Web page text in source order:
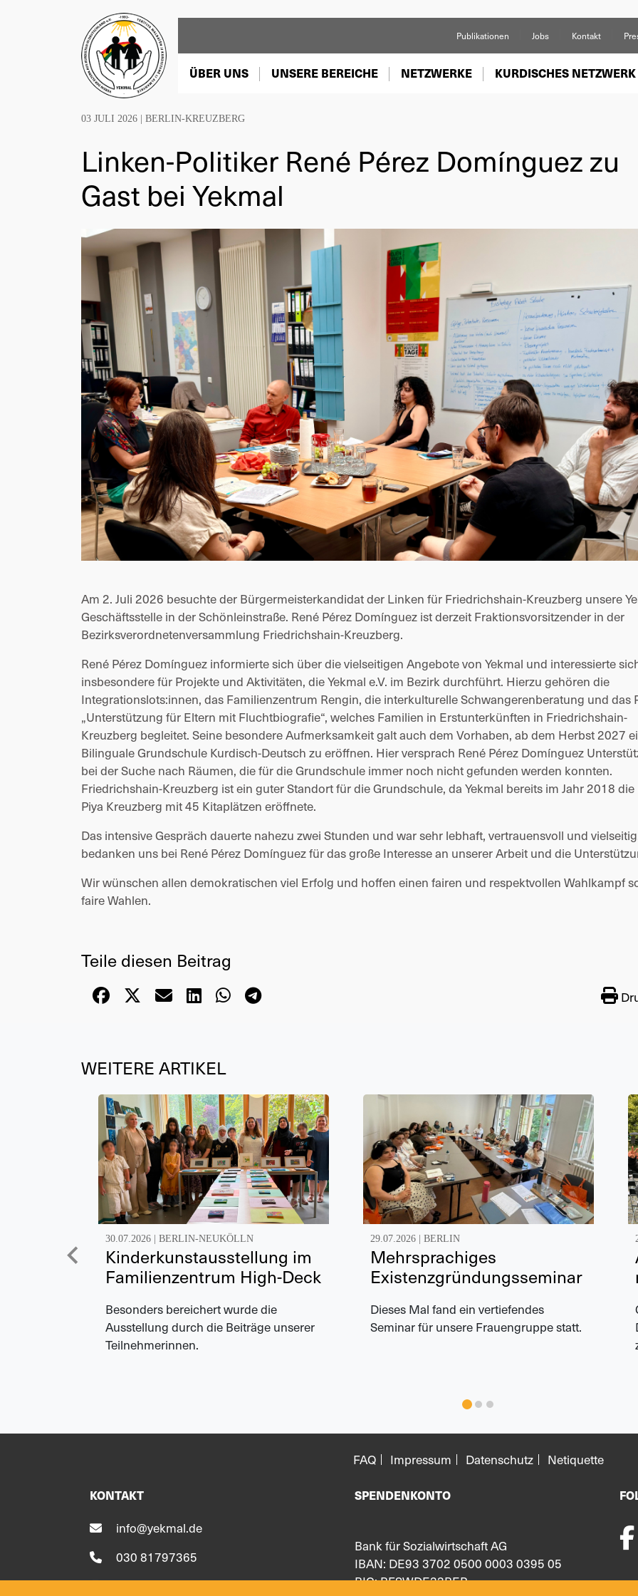
Publikationen Jobs Kontakt
ÜBER UNS UNSERE BEREICHE NETZWERKE KURDISCHES NETZWERK
03 JULI 2026 | BERLIN-KREUZBERG
Linken-Politiker René Pérez Domínguez zu
Gast bei Yekmal
Am 2. Juli 2026 besuchte der Bürgermeisterkandidat der Linken für Friedrichshain-Kreuzberg unsere
Geschäftsstelle in der Schönleinstraße. René Pérez Domínguez ist derzeit Fraktionsvorsitzender in der
Bezirksverordnetenversammlung Friedrichshain-Kreuzberg.
René Pérez Domínguez informierte sich über die vielseitigen Angebote von Yekmal und interessierte
insbesondere für Projekte und Aktivitäten, die Yekmal e.V. im Bezirk durchführt. Hierzu gehören die
Integrationslots:innen, das Familienzentrum Rengin, die interkulturelle Schwangerenberatung und das
„Unterstützung für Eltern mit Fluchtbiografie“, welches Familien in Erstunterkünften in Friedrichshain-
Kreuzberg begleitet. Seine besondere Aufmerksamkeit galt auch dem Vorhaben, ab dem Herbst 2027
Bilinguale Grundschule Kurdisch-Deutsch zu eröffnen. Hier versprach René Pérez Domínguez
bei der Suche nach Räumen, die für die Grundschule immer noch nicht gefunden werden konnten.
Friedrichshain-Kreuzberg ist ein guter Standort für die Grundschule, da Yekmal bereits im Jahr 2018 die
Piya Kreuzberg mit 45 Kitaplätzen eröffnete.
Das intensive Gespräch dauerte nahezu zwei Stunden und war sehr lebhaft, vertrauensvoll und
bedanken uns bei René Pérez Domínguez für das große Interesse an unserer Arbeit und die
Wir wünschen allen demokratischen viel Erfolg und hoffen einen fairen und respektvollen Wahlkampf
faire Wahlen.
Teile diesen Beitrag
WEITERE ARTIKEL
30.07.2026 | BERLIN-NEUKÖLLN
Kinderkunstausstellung im
Familienzentrum High-Deck
Besonders bereichert wurde die
Ausstellung durch die Beiträge unserer
Teilnehmerinnen.
29.07.2026 | BERLIN
Mehrsprachiges
Existenzgründungsseminar
Dieses Mal fand ein vertiefendes
Seminar für unsere Frauengruppe statt.
FAQ Impressum Datenschutz Netiquette
KONTAKT
info@yekmal.de
030 81797365
030 81797366
SPENDENKONTO
Bank für Sozialwirtschaft AG
IBAN: DE93 3702 0500 0003 0395 05
BIC: BFSWDE33BER